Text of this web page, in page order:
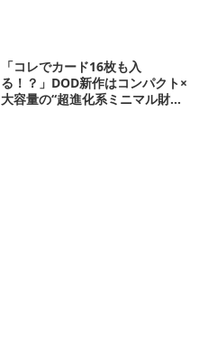
「コレでカード16枚も入
る！？」DOD新作はコンパクト×
大容量の“超進化系ミニマル財